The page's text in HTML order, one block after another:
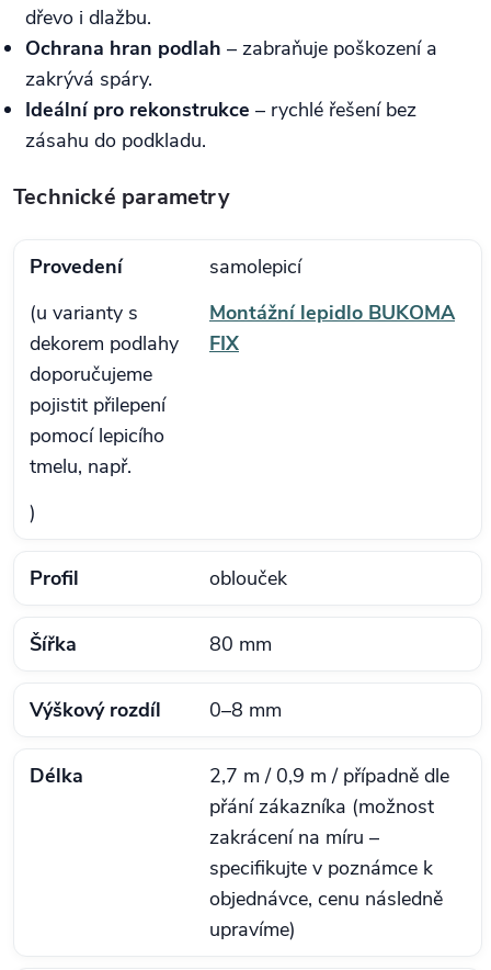
dřevo i dlažbu.
Ochrana hran podlah – zabraňuje poškození a
zakrývá spáry.
Ideální pro rekonstrukce – rychlé řešení bez
zásahu do podkladu.
Technické parametry
Provedení
samolepicí
(u varianty s
dekorem podlahy
doporučujeme
pojistit přilepení
pomocí lepicího
tmelu, např.
Montážní lepidlo BUKOMA
FIX
)
Profil oblouček
Šířka 80 mm
Výškový rozdíl 0–8 mm
Délka
2,7 m / 0,9 m / případně dle
přání zákazníka (možnost
zakrácení na míru –
specifikujte v poznámce k
objednávce, cenu následně
upravíme)